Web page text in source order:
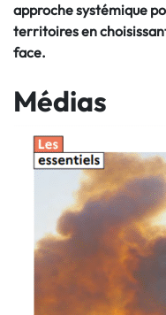
approche systémique
territoires en
face.
Médias